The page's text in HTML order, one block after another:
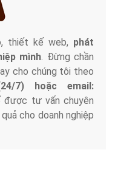
thiết kế web, phát
mình. Đừng chần
cho chúng tôi theo
7) hoặc email:
được tư vấn chuyên
cho doanh nghiệp